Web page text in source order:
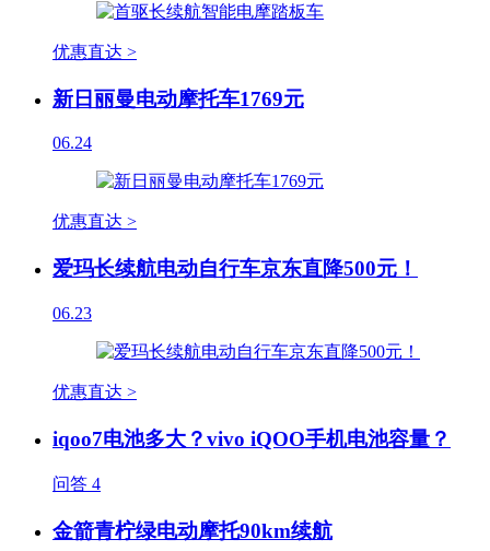
优惠直达 >
新日丽曼电动摩托车1769元
06.24
优惠直达 >
爱玛长续航电动自行车京东直降500元！
06.23
优惠直达 >
iqoo7电池多大？vivo iQOO手机电池容量？
问答 4
金箭青柠绿电动摩托90km续航